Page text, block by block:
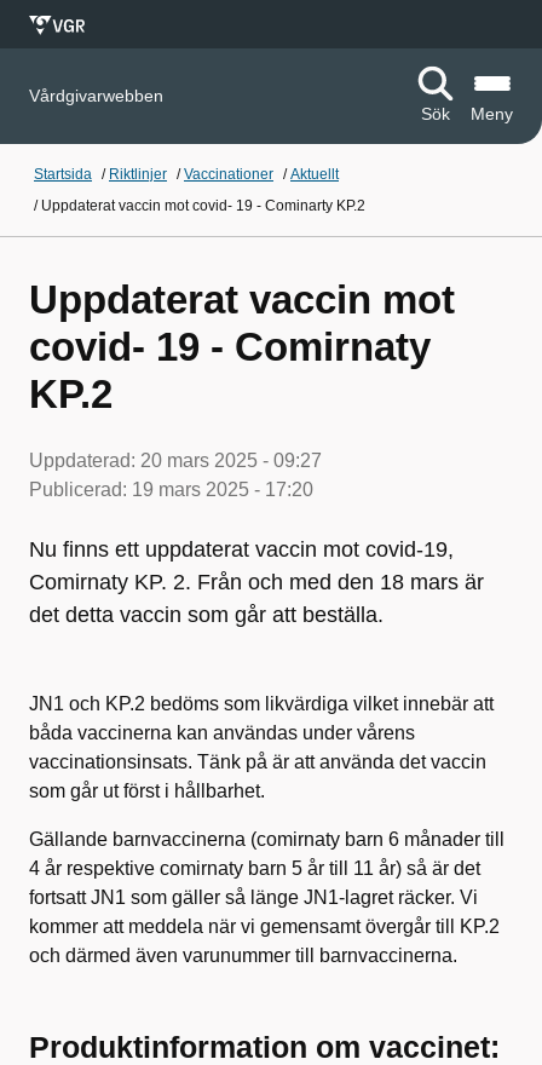
Vårdgivarwebben
Sök
Meny
Startsida / Riktlinjer /Vaccinationer /Aktuellt
/ Uppdaterat vaccin mot covid- 19 - Cominarty KP.2
Uppdaterat vaccin mot
covid- 19 - Comirnaty
KP.2
Uppdaterad: 20 mars 2025 - 09:27
Publicerad: 19 mars 2025 - 17:20
Nu finns ett uppdaterat vaccin mot covid-19,
Comirnaty KP. 2. Från och med den 18 mars är
det detta vaccin som går att beställa.
JN1 och KP.2 bedöms som likvärdiga vilket innebär att
båda vaccinerna kan användas under vårens
vaccinationsinsats. Tänk på är att använda det vaccin
som går ut först i hållbarhet.
Gällande barnvaccinerna (comirnaty barn 6 månader till
4 år respektive comirnaty barn 5 år till 11 år) så är det
fortsatt JN1 som gäller så länge JN1-lagret räcker. Vi
kommer att meddela när vi gemensamt övergår till KP.2
och därmed även varunummer till barnvaccinerna.
Produktinformation om vaccinet: